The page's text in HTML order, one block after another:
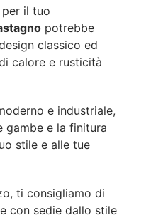
il tuo
potrebbe
classico ed
calore e rusticità
e industriale,
gambe e la finitura
stile e alle tue
ti consigliamo di
con sedie dallo stile